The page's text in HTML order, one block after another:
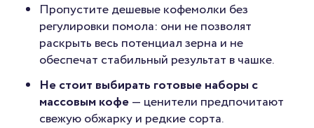
Пропустите дешевые кофемолки без
регулировки помола: они не позволят
раскрыть весь потенциал зерна и не
обеспечат стабильный результат в чашке.
Не стоит выбирать готовые наборы с
массовым кофе— ценители предпочитают
свежую обжарку и редкие сорта.